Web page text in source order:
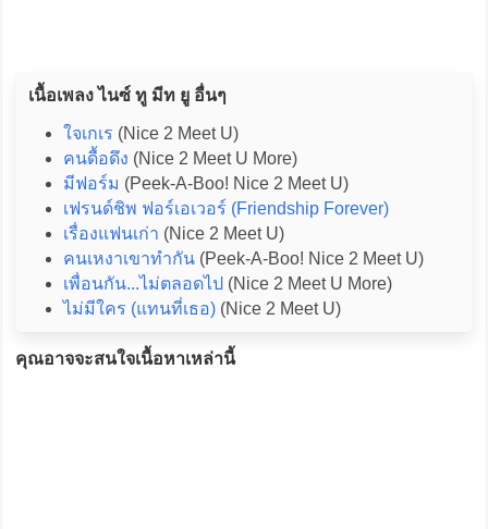
เนื้อเพลง ไนซ์ ทู มีท ยู อื่นๆ
ใจเกเร (Nice 2 Meet U)
คนดื้อดึง (Nice 2 Meet U More)
มีฟอร์ม (Peek-A-Boo! Nice 2 Meet U)
เฟรนด์ชิพ ฟอร์เอเวอร์ (Friendship Forever)
เรื่องแฟนเก่า (Nice 2 Meet U)
คนเหงาเขาทำกัน(Peek-A-Boo! Nice 2 Meet U)
เพื่อนกัน...ไม่ตลอดไป (Nice 2 Meet U More)
ไม่มีใคร (แทนที่เธอ)(Nice 2 Meet U)
คุณอาจจะสนใจเนื้อหาเหล่านี้